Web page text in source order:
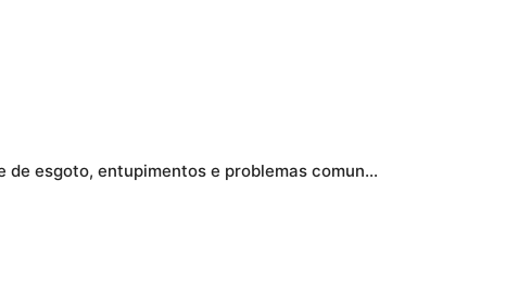
Moema: história, ruas, rede de esgoto, entupimentos e problemas comuns no bairro